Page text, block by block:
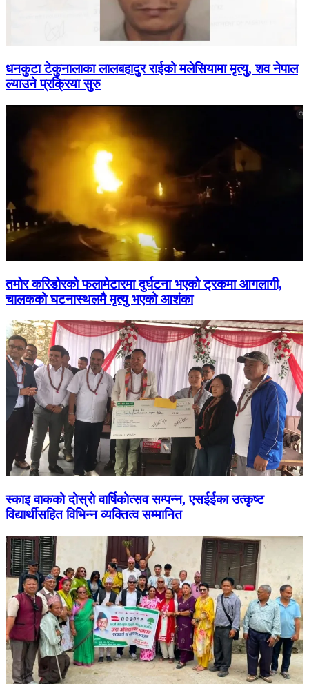
धनकुटा टेकुनालाका लालबहादुर राईको मलेसियामा मृत्यु, शव नेपाल
ल्याउने प्रक्रिया सुरु
तमोर करिडोरको फलामेटारमा दुर्घटना भएको ट्रकमा आगलागी,
चालकको घटनास्थलमै मृत्यु भएको आशंका
स्काइ वाकको दोस्रो वार्षिकोत्सव सम्पन्न, एसईईका उत्कृष्ट
विद्यार्थीसहित विभिन्न व्यक्तित्व सम्मानित